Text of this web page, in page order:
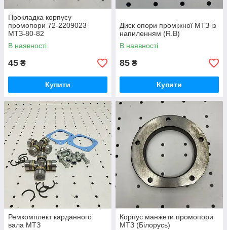
Прокладка корпусу
промопори 72-2209023
МТЗ-80-82
В наявності
45 ₴
Купити
Диск опори проміжної МТЗ із
напиленням (R.B)
В наявності
85 ₴
Купити
Ремкомплект карданного
вала МТЗ
Корпус манжети промопори
МТЗ (Білорусь)